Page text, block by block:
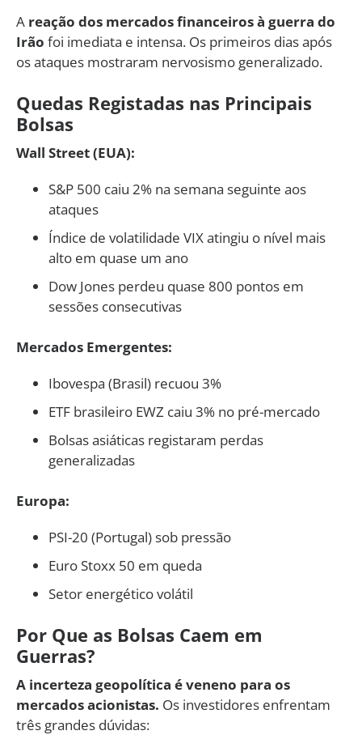
A reação dos mercados financeiros à guerra do
Irão foi imediata e intensa. Os primeiros dias após
os ataques mostraram nervosismo generalizado.
Quedas Registadas nas Principais
Bolsas
Wall Street (EUA):
S&P 500 caiu 2% na semana seguinte aos
ataques
Índice de volatilidade VIX atingiu o nível mais
alto em quase um ano
Dow Jones perdeu quase 800 pontos em
sessões consecutivas
Mercados Emergentes:
Ibovespa (Brasil) recuou 3%
ETF brasileiro EWZ caiu 3% no pré-mercado
Bolsas asiáticas registaram perdas
generalizadas
Europa:
PSI-20 (Portugal) sob pressão
Euro Stoxx 50 em queda
Setor energético volátil
Por Que as Bolsas Caem em
Guerras?
A incerteza geopolítica é veneno para os
mercados acionistas. Os investidores enfrentam
três grandes dúvidas: